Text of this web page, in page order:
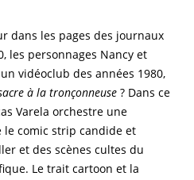
dans les pages des journaux
les personnages Nancy et
vidéoclub des années 1980,
à la tronçonneuse ? Dans ce
Varela orchestre une
comic strip candide et
et des scènes cultes du
Le trait cartoon et la